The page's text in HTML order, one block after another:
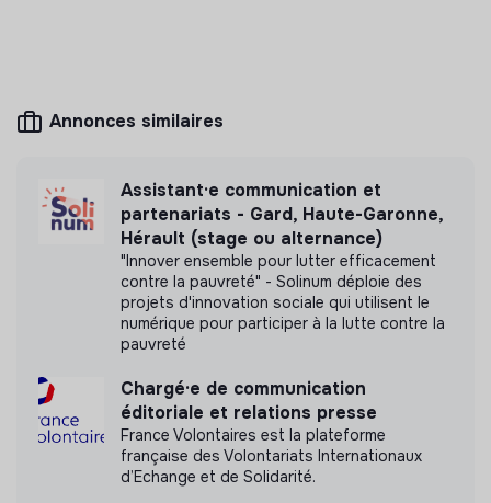
la fabrication Made in France,
la construction d’une offre produit à impact.
l'upcycling
Dream Act n'a pas encore transmis de mesure
Labels et certifications
Cette structure n'a pas souhaité nous
communiquer les labels ou certifications qu'elle a
pu obtenir.
Documents
Annonces similaires
Assistant·e communication et
partenariats - Gard, Haute-Garonne,
Hérault (stage ou alternance)
"Innover ensemble pour lutter efficacement
contre la pauvreté" - Solinum déploie des
projets d'innovation sociale qui utilisent le
numérique pour participer à la lutte contre la
pauvreté
Chargé·e de communication
éditoriale et relations presse
France Volontaires est la plateforme
française des Volontariats Internationaux
d’Echange et de Solidarité.